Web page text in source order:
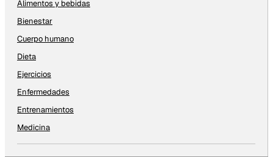
Alimentos y bebidas
Bienestar
Cuerpo humano
Dieta
Ejercicios
Enfermedades
Entrenamientos
Medicina